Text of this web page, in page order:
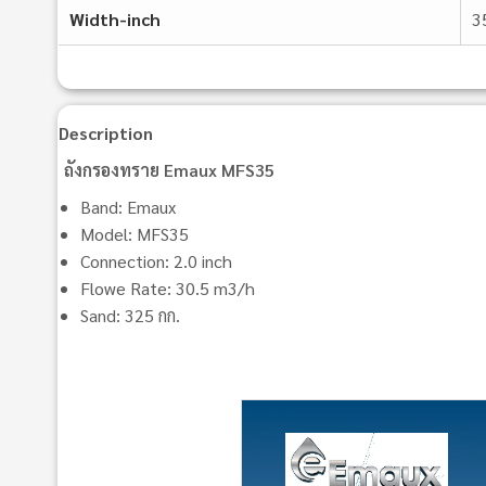
Width-inch
Description
ถังกรองทราย Emaux MFS35
Band: Emaux
Model: MFS35
Connection: 2.0 inch
Flowe Rate: 30.5 m3/h
Sand: 325 กก.